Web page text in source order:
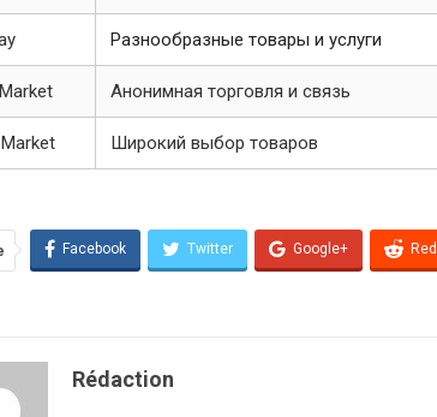
Разнообразные товары и услуги
Анонимная торговля и связь
Широкий выбор товаров
Facebook Twitter Google+
Rédaction